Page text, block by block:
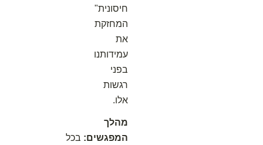
חיסונית"
המחזקת
את
עמידותנו
בפני
רגשות
אלו.
מהלך
המפגשים: בכל